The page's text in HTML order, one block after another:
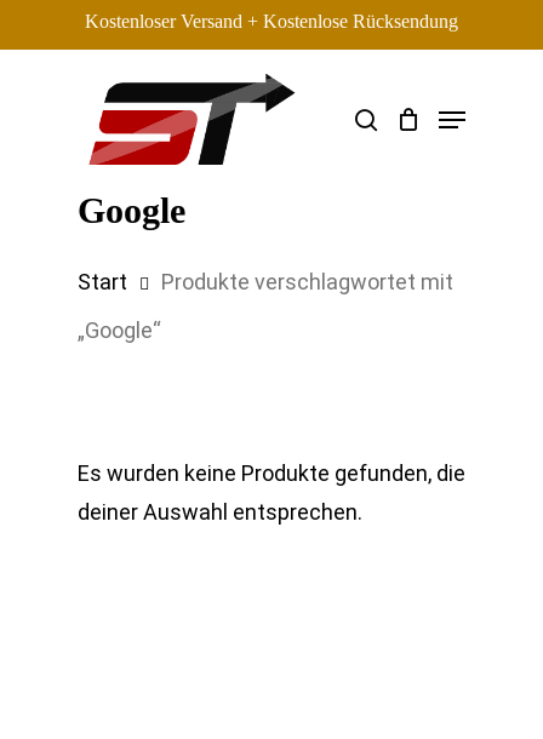
to
Kostenloser Versand + Kostenlose Rücksendung
Search
search Menu
Google
Start
Produkte verschlagwortet mit
„Google“
Es wurden keine Produkte gefunden, die
deiner Auswahl entsprechen.